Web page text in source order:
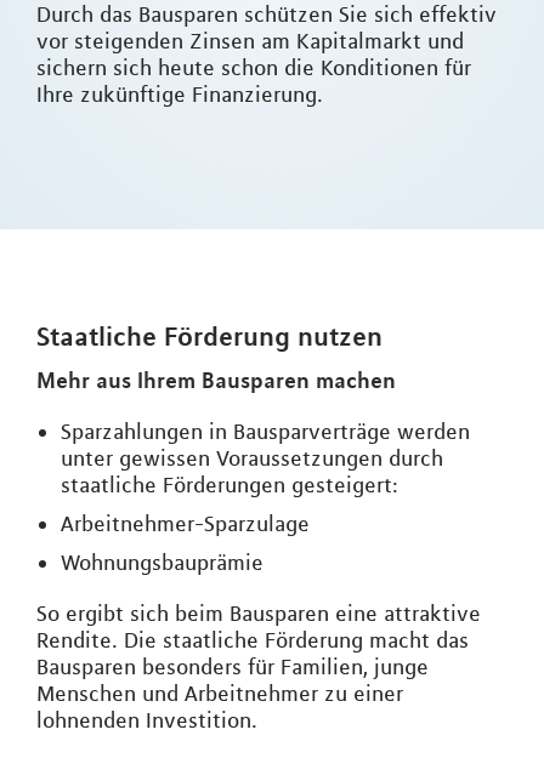
Durch das Bausparen schützen Sie sich effektiv
vor steigenden Zinsen am Kapitalmarkt und
sichern sich heute schon die Konditionen für
Ihre zukünftige Finanzierung.
Staatliche Förderung nutzen
Mehr aus Ihrem Bausparen machen
Sparzahlungen in Bausparverträge werden
unter gewissen Voraussetzungen durch
staatliche Förderungen gesteigert:
Arbeitnehmer-Sparzulage
Wohnungsbauprämie
So ergibt sich beim Bausparen eine attraktive
Rendite. Die staatliche Förderung macht das
Bausparen besonders für Familien, junge
Menschen und Arbeitnehmer zu einer
lohnenden Investition.